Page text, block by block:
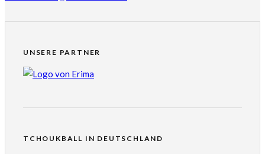
UNSERE PARTNER
TCHOUKBALL IN DEUTSCHLAND